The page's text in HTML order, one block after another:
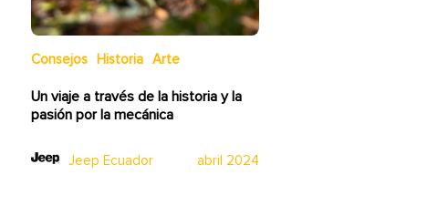
Consejos Historia Arte
Un viaje a través de la historia y la
pasión por la mecánica
Jeep Ecuador abril 2024